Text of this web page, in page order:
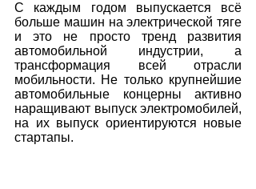
С каждым годом выпускается всё
больше машин на электрической тяге
и это не просто тренд развития
автомобильной индустрии, а
трансформация всей отрасли
мобильности. Не только крупнейшие
автомобильные концерны активно
наращивают выпуск электромобилей,
на их выпуск ориентируются новые
стартапы.